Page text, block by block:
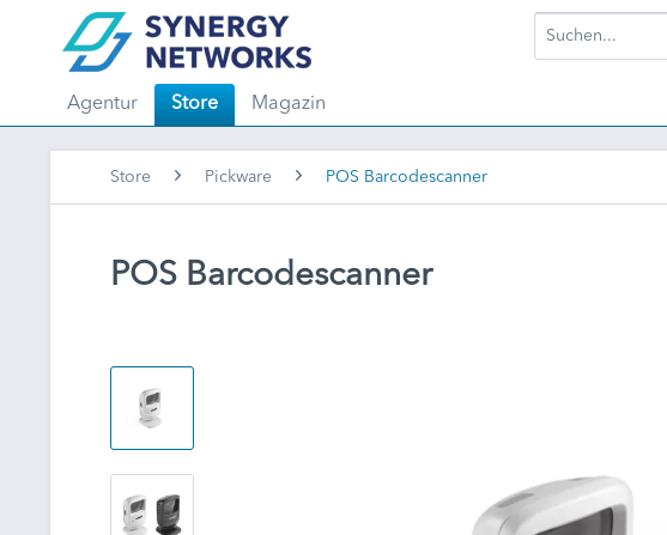
Agentur Store Magazin
Store Pickware POS Barcodescanner
POS Barcodescanner